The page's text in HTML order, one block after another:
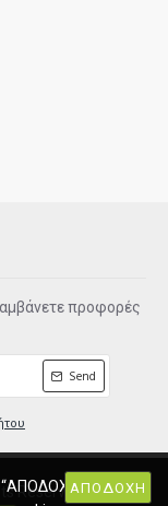
προφορές
Send
ReservedΑΠΟΔΟΧΗ
“ΑΠΟΔΟΧΗ”,